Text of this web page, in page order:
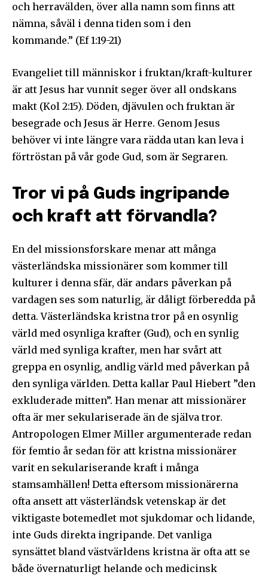
och herravälden, över alla namn som finns att
nämna, såväl i denna tiden som i den
kommande.” (Ef 1:19-21)
Evangeliet till människor i fruktan/kraft-kulturer
är att Jesus har vunnit seger över all ondskans
makt (Kol 2:15). Döden, djävulen och fruktan är
besegrade och Jesus är Herre. Genom Jesus
behöver vi inte längre vara rädda utan kan leva i
förtröstan på vår gode Gud, som är Segraren.
Tror vi på Guds ingripande
och kraft att förvandla?
En del missionsforskare menar att många
västerländska missionärer som kommer till
kulturer i denna sfär, där andars påverkan på
vardagen ses som naturlig, är dåligt förberedda på
detta. Västerländska kristna tror på en osynlig
värld med osynliga krafter (Gud), och en synlig
värld med synliga krafter, men har svårt att
greppa en osynlig, andlig värld med påverkan på
den synliga världen. Detta kallar Paul Hiebert ”den
exkluderade mitten”. Han menar att missionärer
ofta är mer sekulariserade än de själva tror.
Antropologen Elmer Miller argumenterade redan
för femtio år sedan för att kristna missionärer
varit en sekulariserande kraft i många
stamsamhällen! Detta eftersom missionärerna
ofta ansett att västerländsk vetenskap är det
viktigaste botemedlet mot sjukdomar och lidande,
inte Guds direkta ingripande. Det vanliga
synsättet bland västvärldens kristna är ofta att se
både övernaturligt helande och medicinsk